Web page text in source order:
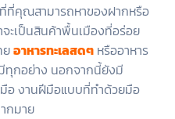
ที่คุณสามารถหาของฝากหรือ
ะเป็นสินค้าพื้นเมืองที่อร่อย
ยอาหารทะเลสดๆหรืออาหาร
ทุกอย่าง นอกจากนี้ยังมี
อ งานฝีมือแบบที่ทำด้วยมือ
กมาย